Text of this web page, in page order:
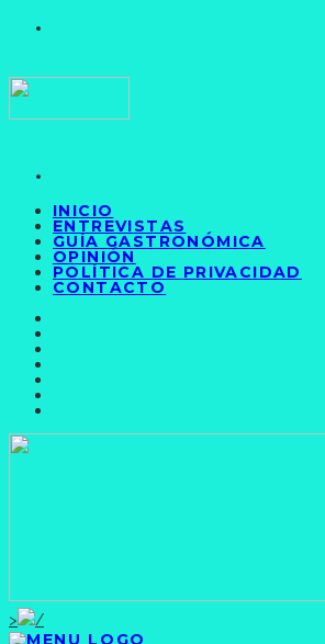
INICIO
ENTREVISTAS
GUÍA GASTRONÓMICA
OPINIÓN
POLÍTICA DE PRIVACIDAD
CONTACTO
>